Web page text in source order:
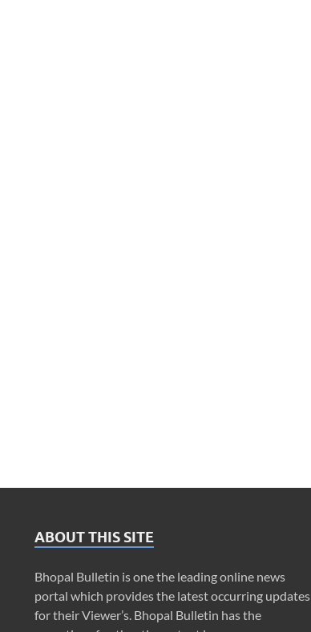
ABOUT THIS SITE
Bhopal Bulletin is one the leading online news
portal which provides the latest occurring updates
for their Viewer’s. Bhopal Bulletin has the